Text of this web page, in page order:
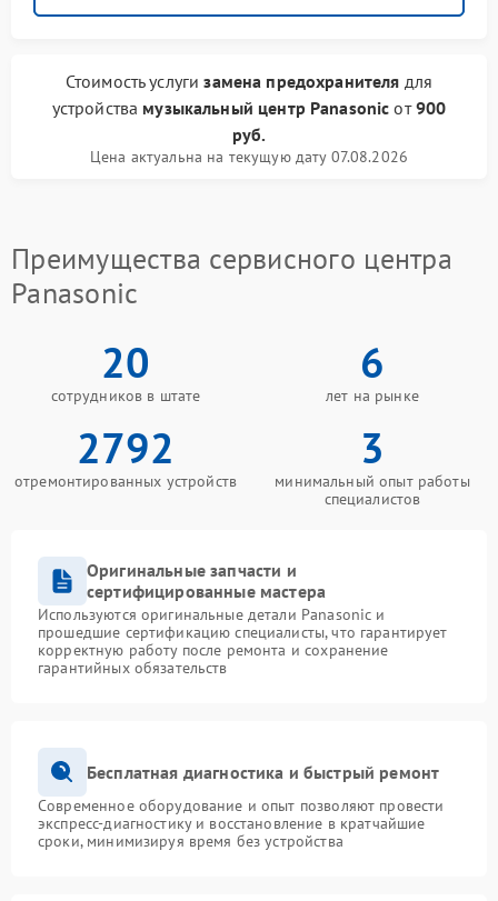
Стоимость услугизамена предохранителя для
устройства музыкальный центр Panasonic от900
руб.
Цена актуальна на текущую дату 07.08.2026
Преимущества сервисного центра
Panasonic
20
сотрудников в штате
6
лет на рынке
2792
отремонтированных устройств
3
минимальный опыт работы
специалистов
Оригинальные запчасти и
сертифицированные мастера
Используются оригинальные детали Panasonic и
прошедшие сертификацию специалисты, что гарантирует
корректную работу после ремонта и сохранение
гарантийных обязательств
Бесплатная диагностика и быстрый ремонт
Современное оборудование и опыт позволяют провести
экспресс-диагностику и восстановление в кратчайшие
сроки, минимизируя время без устройства